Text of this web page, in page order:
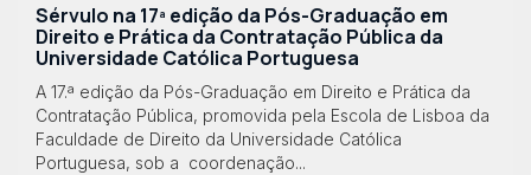
Sérvulo na 17ª edição da Pós-Graduação em
Direito e Prática da Contratação Pública da
Universidade Católica Portuguesa
A 17.ª edição da Pós-Graduação em Direito e Prática da
Contratação Pública, promovida pela Escola de Lisboa da
Faculdade de Direito da Universidade Católica
Portuguesa, sob a coordenação...